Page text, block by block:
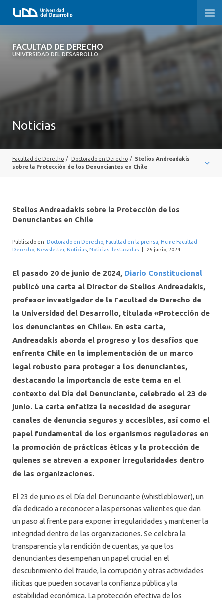
FACULTAD DE DERECHO
UNIVERSIDAD DEL DESARROLLO
FACULTAD DE DERECHO
SOBRE LA FACULTAD
PROFESORES
INTERNACIONAL
Noticias
Facultad de Derecho / Doctorado en Derecho / Stelios Andreadakis
sobre la Protección de los Denunciantes en Chile
Stelios Andreadakis sobre la Protección de los
Denunciantes en Chile
Publicado en: Doctorado en Derecho Facultad en la prensa Home Facultad
Derecho Newsletter, Noticias Noticias destacadas 25 junio, 2024
El pasado 20 de junio de 2024, Diario Constitucional
publicó una carta al Director de Stelios Andreadakis,
profesor investigador de la Facultad de Derecho de
la Universidad del Desarrollo, titulada «Protección de
los denunciantes en Chile». En esta carta,
Andreadakis aborda el progreso y los desafíos que
enfrenta Chile en la implementación de un marco
legal robusto para proteger a los denunciantes,
destacando la importancia de este tema en el
contexto del Día del Denunciante, celebrado el 23 de
junio. La carta enfatiza la necesidad de asegurar
canales de denuncia seguros y accesibles, así como el
papel fundamental de los organismos reguladores en
la promoción de prácticas éticas y la protección de
quienes se atreven a exponer irregularidades dentro
de las organizaciones.
El 23 de junio es el Día del Denunciante (whistleblower), un
día dedicado a reconocer a las personas valientes que dan
un paso al frente para exponer irregularidades y mantener la
integridad dentro de las organizaciones. Se celebra la
transparencia y la rendición de cuentas, ya que los
denunciantes desempeñan un papel crucial en el
descubrimiento del fraude, la corrupción y otras actividades
ilícitas que pueden socavar la confianza pública y la
estabilidad económica. La protección efectiva de los